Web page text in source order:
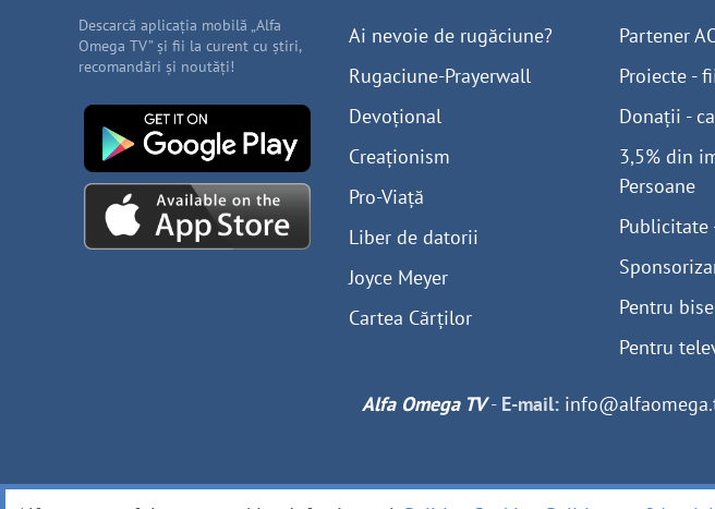
Descarcă aplicația mobilă „Alfa
Omega TV” și fii la curent cu știri,
recomandări și noutăți!
Ai nevoie de rugăciune?
Rugaciune-Prayerwall
Devoțional
Creaționism
Pro-Viață
Liber de datorii
Joyce Meyer
Cartea Cărților
Partener
Proiecte -
Donații -
3,5% din
Persoane
Publicitate
Pentru
Pentru
Alfa Omega TV- E-mail: